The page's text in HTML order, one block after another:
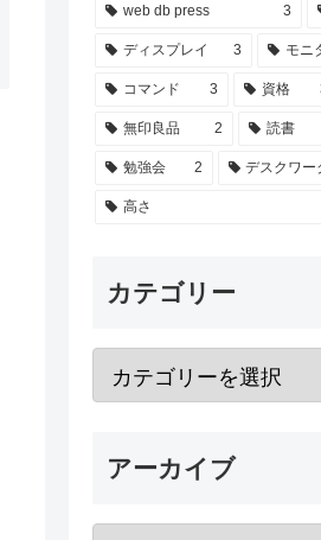
web db press 3
ディスプレイ 3 モニ
コマンド 3 資格
無印良品 2 読書
勉強会 2 デスクワー
高さ
カテゴリー
アーカイブ